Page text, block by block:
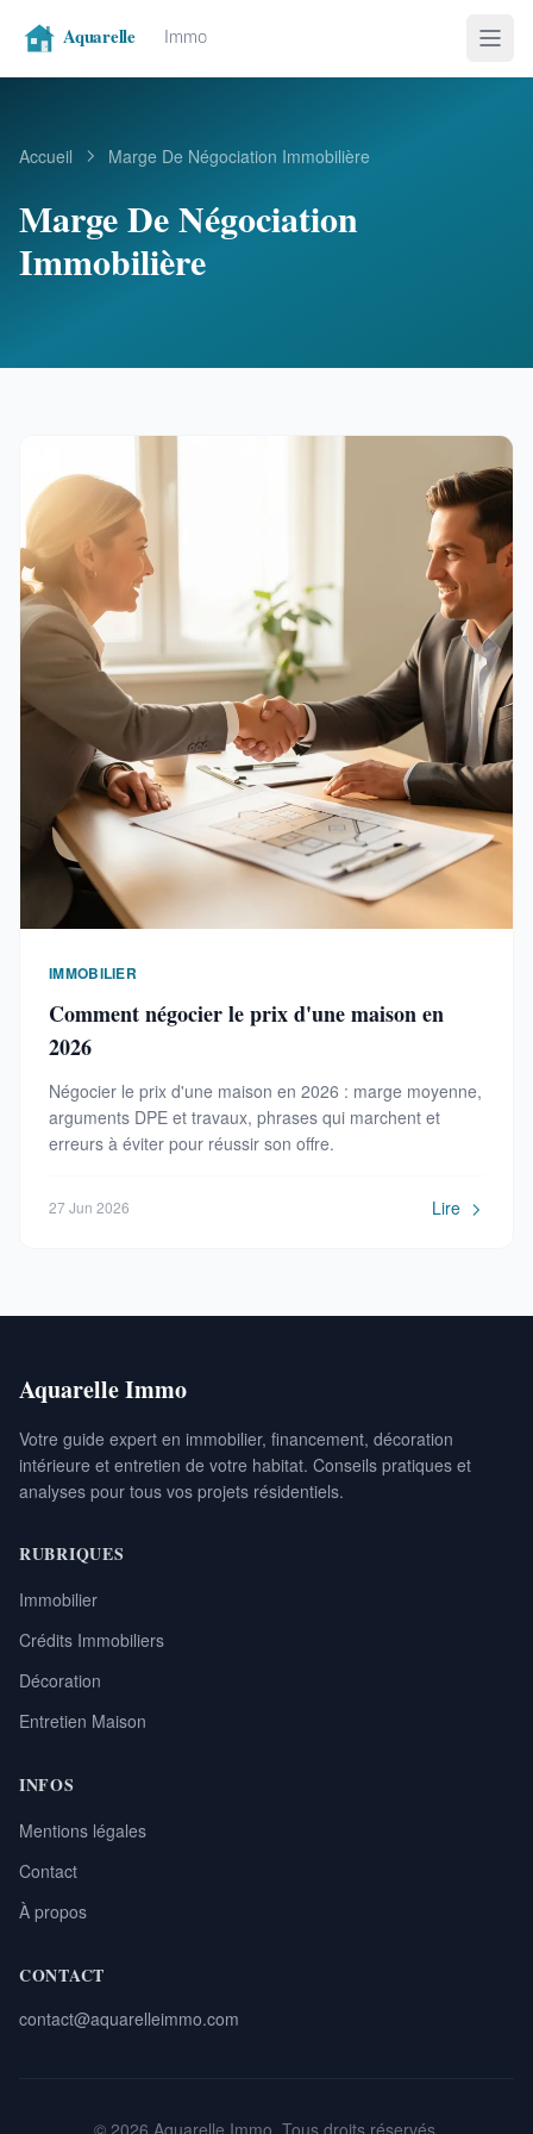
Accueil Marge De Négociation Immobilière
Marge De Négociation
Immobilière
IMMOBILIER
Comment négocier le prix d'une maison en
2026
Négocier le prix d'une maison en 2026 : marge moyenne,
arguments DPE et travaux, phrases qui marchent et
erreurs à éviter pour réussir son offre.
27 Jun 2026 Lire
Aquarelle Immo
Votre guide expert en immobilier, financement, décoration
intérieure et entretien de votre habitat. Conseils pratiques et
analyses pour tous vos projets résidentiels.
RUBRIQUES
Immobilier
Crédits Immobiliers
Décoration
Entretien Maison
INFOS
Mentions légales
Contact
À propos
CONTACT
contact@aquarelleimmo.com
© 2026 Aquarelle Immo. Tous droits réservés.